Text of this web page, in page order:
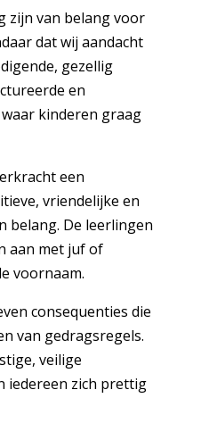
zijn van belang voor
dat wij aandacht
gezellig
en
kinderen graag
een
vriendelijke en
belang. De leerlingen
aan met juf of
voornaam.
consequenties die
van gedragsregels.
veilige
iedereen zich prettig